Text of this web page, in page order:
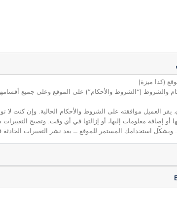
(كذا ميزة)
والشروط (“الشروط والأحكام”) على الموقع وعلى جميع
يقر العميل موافقته على الشروط والأحكام الحالية. وإن كنت
أو إضافة معلومات إليها، أو إزالتها في أي وقت. وتصبح
استخدامك المستمر للموقع ــ بعد نشر التغييرات الحادثة